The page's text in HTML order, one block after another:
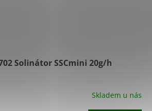
Solinátor SSCmini 20g/h
Skladem u nás